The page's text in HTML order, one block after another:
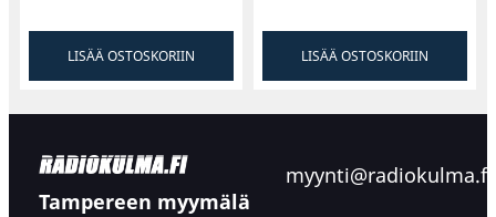
LISÄÄ OSTOSKORIIN LISÄÄ OSTOSKORIIN
Tampereen myymälä
myynti@radiokulma.fi